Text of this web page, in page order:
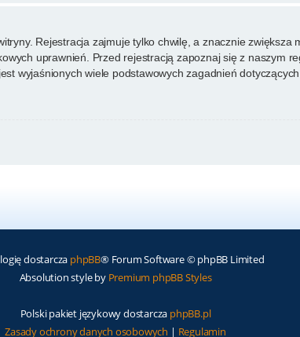
Rejestracja zajmuje tylko chwilę, a znacznie zwiększa
uprawnień. Przed rejestracją zapoznaj się z naszym
wyjaśnionych wiele podstawowych zagadnień
dostarcza phpBB® Forum Software © phpBB Limited
Absolution style by Premium phpBB Styles
Polski pakiet językowy dostarcza phpBB.pl
Zasady ochrony danych osobowych | Regulamin